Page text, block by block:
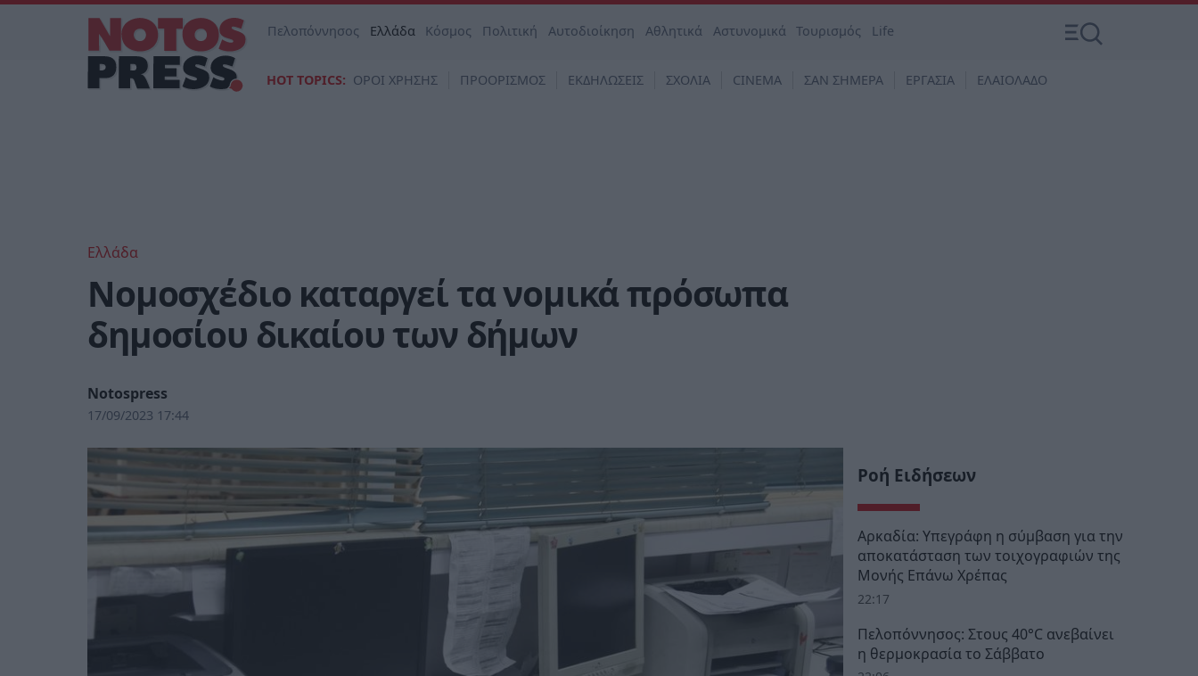
Πελοπόννησος Ελλάδα Κόσμος Πολιτική Αυτοδιοίκηση Αθλητικά Αστυνομικά Τουρισμός Life
HOT TOPICS: ΟΡΟΙ ΧΡΗΣΗΣ ΠΡΟΟΡΙΣΜΟΣ ΕΚΔΗΛΩΣΕΙΣ ΣΧΟΛΙΑ CINEMA ΣΑΝ ΣΗΜΕΡΑ ΕΡΓΑΣΙΑ ΕΛΑΙΟΛΑΔΟ
Ελλάδα
Νομοσχέδιο καταργεί τα νομικά πρόσωπα
δημοσίου δικαίου των δήμων
Notospress
17/09/2023 17:44
Ροή Ειδήσεων
Αρκαδία: Υπεγράφη η σύμβαση για την
αποκατάσταση των τοιχογραφιών της
Μονής Επάνω Χρέπας
22:17
Πελοπόννησος: Στους 40°C ανεβαίνει
η θερμοκρασία το Σάββατο